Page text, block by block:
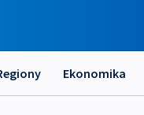
Ekonomika